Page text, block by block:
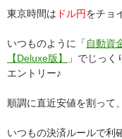
東京時間は ドル円をチョ
いつものように「 自動資
【Deluxe版】
」でじっく
エントリー♪
順調に直近安値を割って
いつもの決済ルールで利